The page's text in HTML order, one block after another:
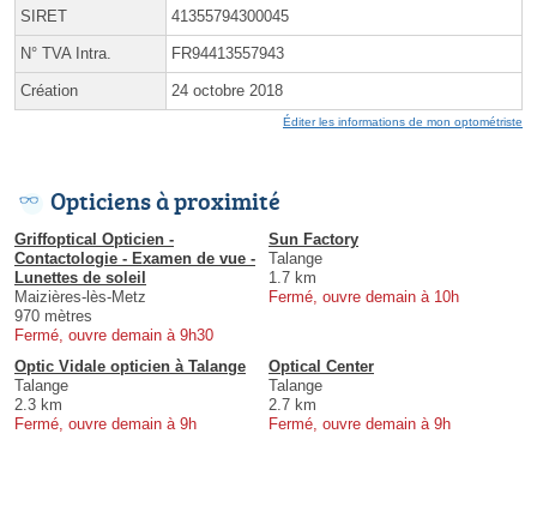
SIRET 41355794300045
N° TVA Intra. FR94413557943
Création 24 octobre 2018
Éditer les informations de mon optométriste
Opticiens à proximité
Griffoptical Opticien -
Contactologie - Examen de vue -
Lunettes de soleil
Maizières-lès-Metz
970 mètres
Fermé, ouvre demain à 9h30
Sun Factory
Talange
1.7 km
Fermé, ouvre demain à 10h
Optic Vidale opticien à Talange
Talange
2.3 km
Fermé, ouvre demain à 9h
Optical Center
Talange
2.7 km
Fermé, ouvre demain à 9h